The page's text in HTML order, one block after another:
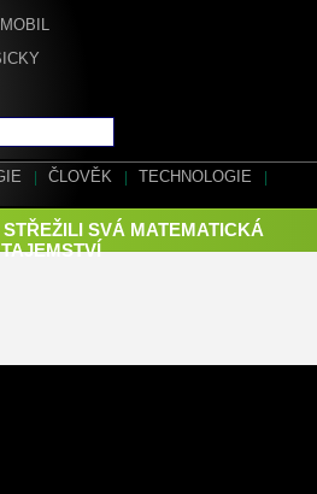
ČLOVĚK TECHNOLOGIE
SVÁ MATEMATICKÁ
TAJEMSTVÍ